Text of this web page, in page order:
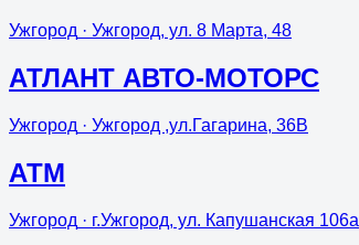
Ужгород · Ужгород, ул. 8 Марта, 48
АТЛАНТ АВТО-МОТОРС
Ужгород · Ужгород ,ул.Гагарина, 36В
АТМ
Ужгород · г.Ужгород, ул. Капушанская 106а